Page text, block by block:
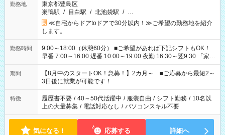
勤務地
東京都豊島区
巣鴨駅 / 目白駅 / 北池袋駅 / …
≪自宅からドアtoドアで30分以内！≫ご希望の勤務地を紹介
します。
勤務時間
9:00～18:00（休憩60分） ■ご希望があれば下記シフトもOK！
早番 7:00～16:00 遅番 10:00～19:00 夜勤 16:30～翌9:30 「家族
と休みを合わせたい」 「余裕を持って夕飯の準備がしたい」
「できれば残業はしたくない」 など、ご希望を教えてください
ね。 ※Wワーク希望の方へ 今ご覧のお仕事で希望する勤務時間
と、もう1つのお仕事の勤務時間。 合計で週40時間を超える場
合は応募できません。
期間
【8月中のスタートOK！急募！】2カ月～ ■ご応募から最短2～
3日後に就業が可能です！
特徴 履歴書不要 / 40～50代活躍中 / 服装自由 / シフト勤務 / 10名以
上の大量募集 / 電話対応なし / パソコンスキル不要
気になる！ 応募する 詳細へ